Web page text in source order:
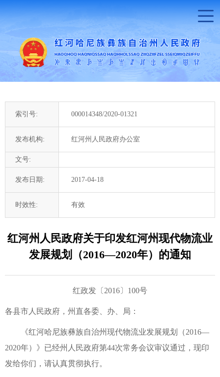
索引号: 000014348/2020-01321
发布机构: 红河州人民政府办公室
文号:
发布日期: 2017-04-18
时效性: 有效
红河州人民政府关于印发红河州现代物流业
发展规划（2016—2020年）的通知
红政发〔2016〕100号
各县市人民政府，州直各委、办、局：
《红河哈尼族彝族自治州现代物流业发展规划（2016—
2020年）》已经州人民政府第44次常务会议审议通过，现印
发给你们，请认真贯彻执行。